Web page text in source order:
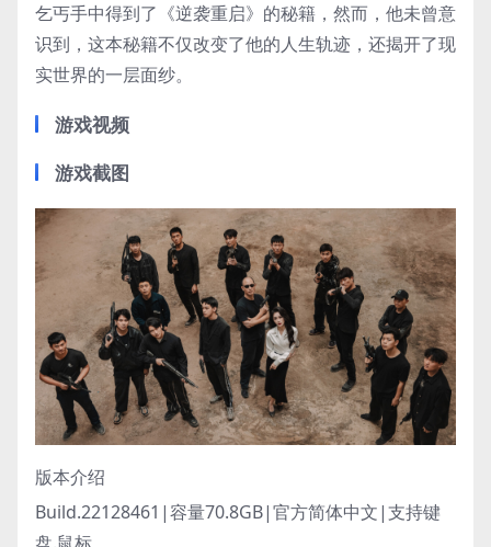
乞丐手中得到了《逆袭重启》的秘籍，然而，他未曾意
识到，这本秘籍不仅改变了他的人生轨迹，还揭开了现
实世界的一层面纱。
游戏视频
游戏截图
版本介绍
Build.22128461|容量70.8GB|官方简体中文|支持键